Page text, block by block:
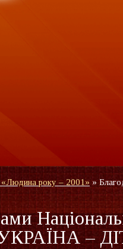
«Людина року – 2001» »
–